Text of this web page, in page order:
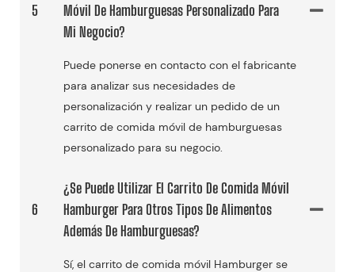
5
Móvil De Hamburguesas Personalizado Para
Mi Negocio?
Puede ponerse en contacto con el fabricante
para analizar sus necesidades de
personalización y realizar un pedido de un
carrito de comida móvil de hamburguesas
personalizado para su negocio.
6
¿Se Puede Utilizar El Carrito De Comida Móvil
Hamburger Para Otros Tipos De Alimentos
Además De Hamburguesas?
Sí, el carrito de comida móvil Hamburger se